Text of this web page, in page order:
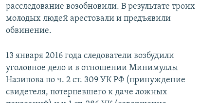
расследование возобновили. В результате троих
молодых людей арестовали и предъявили
обвинение.
13 января 2016 года следователи возбудили
уголовное дело и в отношении Минимуллы
Назипова по ч. 2 ст. 309 УК РФ (принуждение
свидетеля, потерпевшего к даче ложных